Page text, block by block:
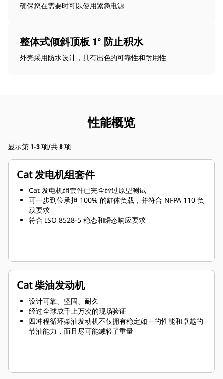
确保您在需要时可以使用紧急电源
整体式倾斜顶板 1° 防止积水
外壳采用防水设计，具有出色的可靠性和耐用性
性能概览
显示第 1-3 项/共 8 项
Cat 发电机组套件
Cat 发电机组套件已完全经过原型测试
可一步到位承担 100% 的缸体负载，并符合 NFPA 110 负
载要求
符合 ISO 8528-5 稳态和瞬态响应要求
Cat 柴油发动机
设计可靠、坚固、耐久
经过全球成千上万次的现场验证
四冲程循环柴油发动机不仅拥有稳定如一的性能和卓越的
节油能力，而且尽可能减轻了重量